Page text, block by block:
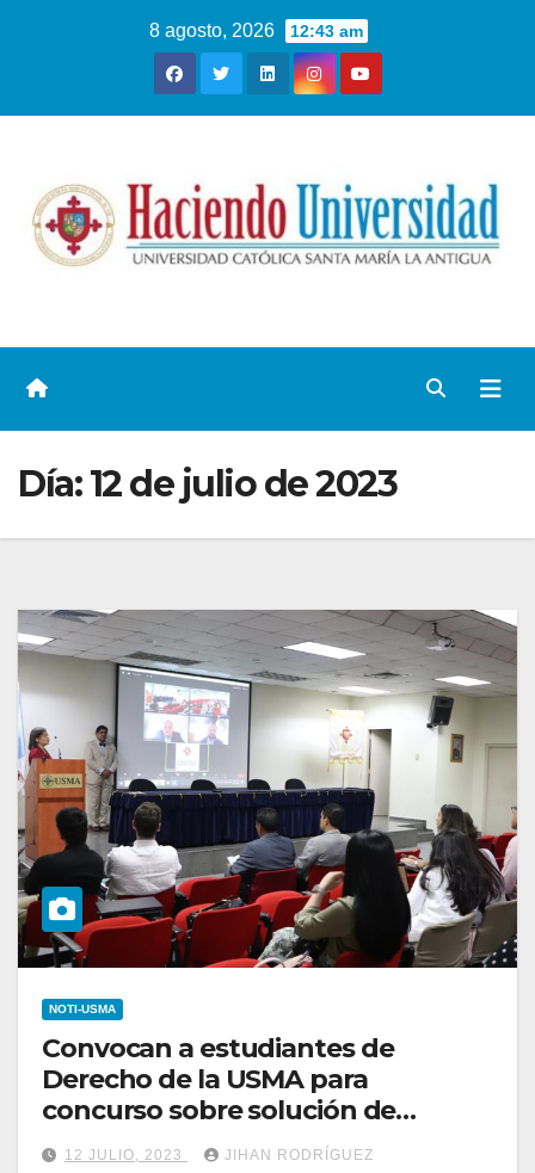
8 agosto, 2026 12:43 am
Día:12 de julio de 2023
NOTI-USMA
Convocan a estudiantes de
Derecho de la USMA para
concurso sobre solución de
controversias comerciales
12 JULIO, 2023 JIHAN RODRÍGUEZ